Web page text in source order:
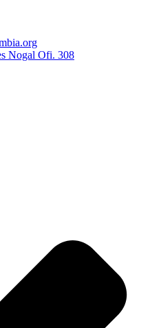
Nogal Ofi. 308